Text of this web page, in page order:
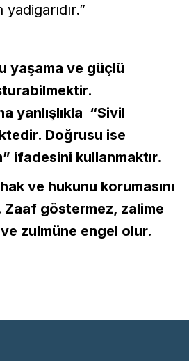
yaşama ve güçlü
yanlışlıkla “Sivil
Doğrusu ise
ifadesini kullanmaktır.
ve hukunu korumasını
göstermez, zalime
zulmüne engel olur.